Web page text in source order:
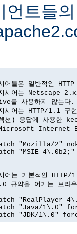
언트들
어들은 일반적인 HTTP
시어는 Netscape 2.x
를 사용하지 않는다.
시어는 HTTP/1.1 구
션) 응답에 사용한
Internet
"Mozilla/2"
"MSIE
어는 기본적인 HTTP/
규약을 어기는 브라
"RealPlayer
"Java/1\.0"
"JDK/1\.0"